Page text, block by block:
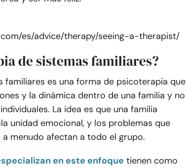
es/advice/therapy/seeing-a-therapist/
de sistemas familiares?
familiares es una forma de psicoterapia que
y la dinámica dentro de una familia y no
La idea es que una familia
unidad emocional, y los problemas que
menudo afectan a todo el grupo.
en este enfoque tienen como